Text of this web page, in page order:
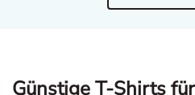
Günstige T-Shirts